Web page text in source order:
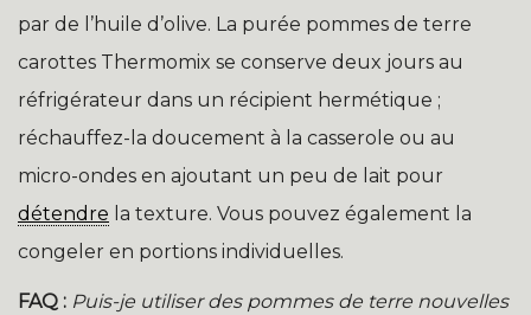
par de l’huile d’olive. La purée pommes de terre
carottes Thermomix se conserve deux jours au
réfrigérateur dans un récipient hermétique ;
réchauffez-la doucement à la casserole ou au
micro-ondes en ajoutant un peu de lait pour
détendre la texture. Vous pouvez également la
congeler en portions individuelles.
FAQ : Puis-je utiliser des pommes de terre nouvelles